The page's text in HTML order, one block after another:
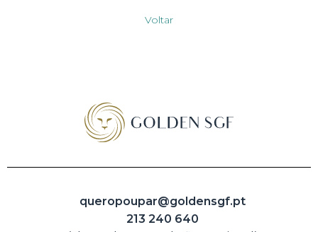
Voltar
queropoupar@goldensgf.pt
213 240 640